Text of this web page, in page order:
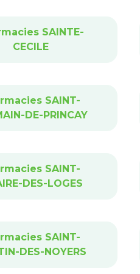
SAINTE-
CECILE
SAINT-
DE-PRINCAY
SAINT-
DES-LOGES
SAINT-
DES-NOYERS